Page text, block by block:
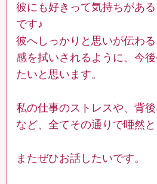
彼にも好きって気持ちがあ
です♪
彼へしっかりと思いが伝わ
感を拭いされるように、今
たいと思います。
私の仕事のストレスや、背
など、全てその通りで唖然と
またぜひお話したいです。